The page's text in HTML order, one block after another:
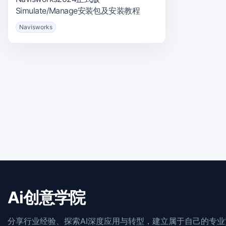
Simulate/Manage安装包及安装教程
Navisworks
Ai创意学院
分享行业经验、探索AI深度应用与转型，建立属于自己的专业